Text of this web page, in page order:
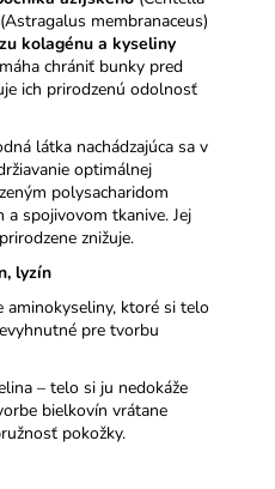
membranaceus)
kolagénu a kyseliny
chrániť bunky pred
ich prirodzenú odolnosť
látka nachádzajúca sa v
optimálnej
polysacharidom
spojivovom tkanive. Jej
znižuje.
lyzín
aminokyseliny, ktoré si telo
pre tvorbu
– telo si ju nedokáže
bielkovín vrátane
pokožky.